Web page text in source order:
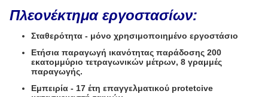
Πλεονέκτημα εργοστασίων:
Σταθερότητα - μόνο χρησιμοποιημένο εργοστάσιο
Ετήσια παραγωγή ικανότητας παράδοσης 200
εκατομμύριο τετραγωνικών μέτρων, 8 γραμμές
παραγωγής.
Εμπειρία - 17 έτη επαγγελματικού protetcive